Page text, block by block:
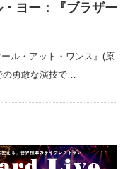
ヨー：『ブラザー
ル・アット・ワンス』(原
の勇敢な演技で…